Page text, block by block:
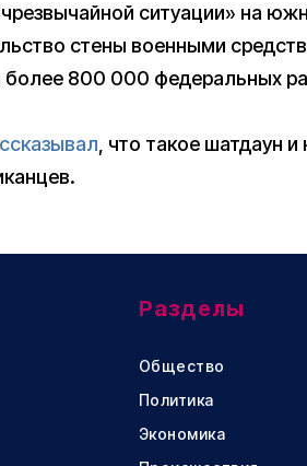
ситуации» на
стены военными
800 000 федеральных
, что такое шатдаун
Разделы
Общество
Политика
Экономика